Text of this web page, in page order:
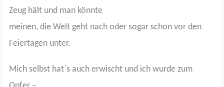
Zeug hält und man könnte
meinen, die Welt geht nach oder sogar schon vor den
Feiertagen unter.
Mich selbst hat`s auch erwischt und ich wurde zum